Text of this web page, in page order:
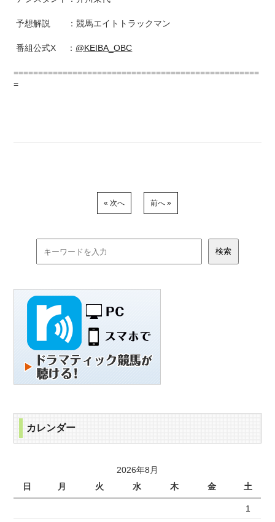
予想解説 ：競馬エイトトラックマン
番組公式X ： @KEIBA_OBC
==================================================
=
« 次へ 前へ »
カレンダー
2026年8月
日
月 火 水 木 金 土
1